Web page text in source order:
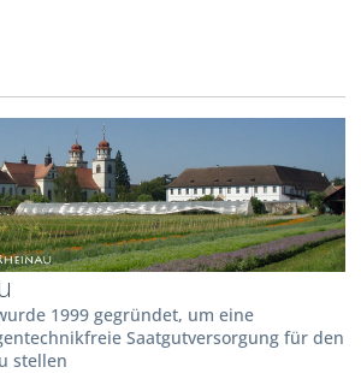
1999 gegründet, um eine
Saatgutversorgung für den
stellen